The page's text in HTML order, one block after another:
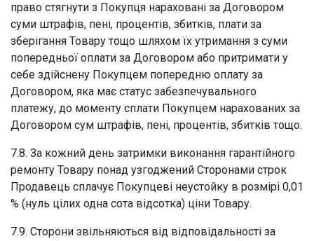
право стягнути з Покупця нараховані за Договором
суми штрафів, пені, процентів, збитків, плати за
зберігання Товару тощо шляхом їх утримання з суми
попередньої оплати за Договором або притримати у
себе здійснену Покупцем попередню оплату за
Договором, яка має статус забезпечувального
платежу, до моменту сплати Покупцем нарахованих за
Договором сум штрафів, пені, процентів, збитків тощо.
7.8. За кожний день затримки виконання гарантійного
ремонту Товару понад узгоджений Сторонами строк
Продавець сплачує Покупцеві неустойку в розмірі 0,01
% (нуль цілих одна сота відсотка) ціни Товару.
7.9. Сторони звільняються від відповідальності за